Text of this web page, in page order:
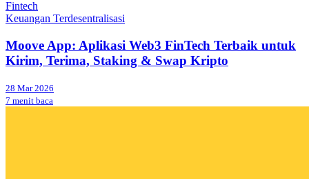
Fintech
Keuangan Terdesentralisasi
Moove App: Aplikasi Web3 FinTech Terbaik untuk
Kirim, Terima, Staking & Swap Kripto
28 Mar 2026
7 menit baca